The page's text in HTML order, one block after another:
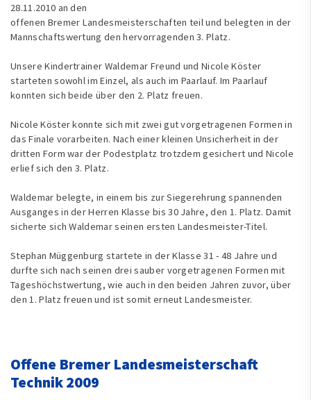
28.11.2010 an den
offenen Bremer Landesmeisterschaften teil und belegten in der
Mannschaftswertung den hervorragenden 3. Platz.
Unsere Kindertrainer Waldemar Freund und Nicole Köster
starteten sowohl im Einzel, als auch im Paarlauf. Im Paarlauf
konnten sich beide über den 2. Platz freuen.
Nicole Köster konnte sich mit zwei gut vorgetragenen Formen in
das Finale vorarbeiten. Nach einer kleinen Unsicherheit in der
dritten Form war der Podestplatz trotzdem gesichert und Nicole
erlief sich den 3. Platz.
Waldemar belegte, in einem bis zur Siegerehrung spannenden
Ausganges in der Herren Klasse bis 30 Jahre, den 1. Platz. Damit
sicherte sich Waldemar seinen ersten Landesmeister-Titel.
Stephan Müggenburg startete in der Klasse 31 - 48 Jahre und
durfte sich nach seinen drei sauber vorgetragenen Formen mit
Tageshöchstwertung, wie auch in den beiden Jahren zuvor, über
den 1. Platz freuen und ist somit erneut Landesmeister.
Offene Bremer Landesmeisterschaft
Technik 2009